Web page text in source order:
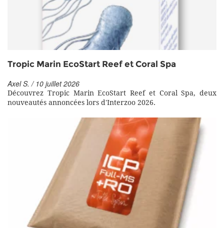
Tropic Marin EcoStart Reef et Coral Spa
Axel S. / 10 juillet 2026
Découvrez Tropic Marin EcoStart Reef et Coral Spa, deux
nouveautés annoncées lors d'Interzoo 2026.